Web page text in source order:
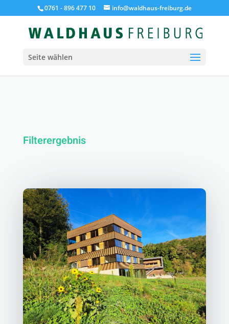
0761 - 896 477 10 info@waldhaus-freiburg.de
Seite wählen
Filterergebnis